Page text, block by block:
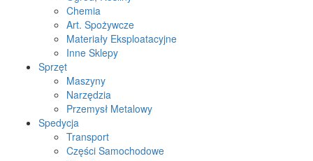
Chemia
Art. Spożywcze
Materiały Eksploatacyjne
Inne Sklepy
Sprzęt
Maszyny
Narzędzia
Przemysł Metalowy
Spedycja
Transport
Części Samochodowe